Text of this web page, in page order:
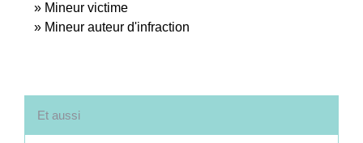
Mineur victime
Mineur auteur d'infraction
Et aussi